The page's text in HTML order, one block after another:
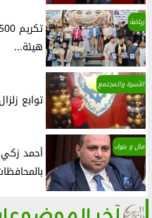
رياضة
هيئة...
الأسرة والمجتمع
توابع
مال و بنوك
أحمد